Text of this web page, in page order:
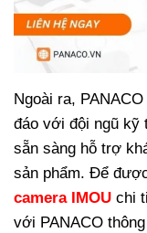
Ngoài ra,
đáo với đội ngũ kỹ
sẵn sàng hỗ trợ
sản phẩm. Để
camera IMOU chi
với PANACO